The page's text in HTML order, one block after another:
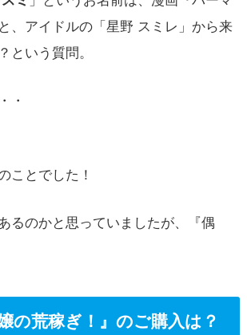
、アイドルの「星野 スミレ」から来
という質問。
・
ことでした！
るのかと思っていましたが、『偶
の荒稼ぎ！』のご購入は？